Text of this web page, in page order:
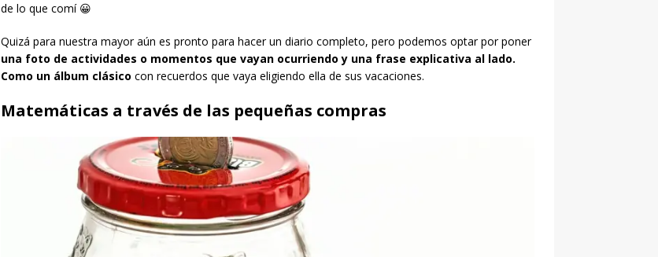
de lo que comí 😀
Quizá para nuestra mayor aún es pronto para hacer un diario completo, pero podemos optar por poner
una foto de actividades o momentos que vayan ocurriendo y una frase explicativa al lado.
Como un álbum clásico con recuerdos que vaya eligiendo ella de sus vacaciones.
Matemáticas a través de las pequeñas compras